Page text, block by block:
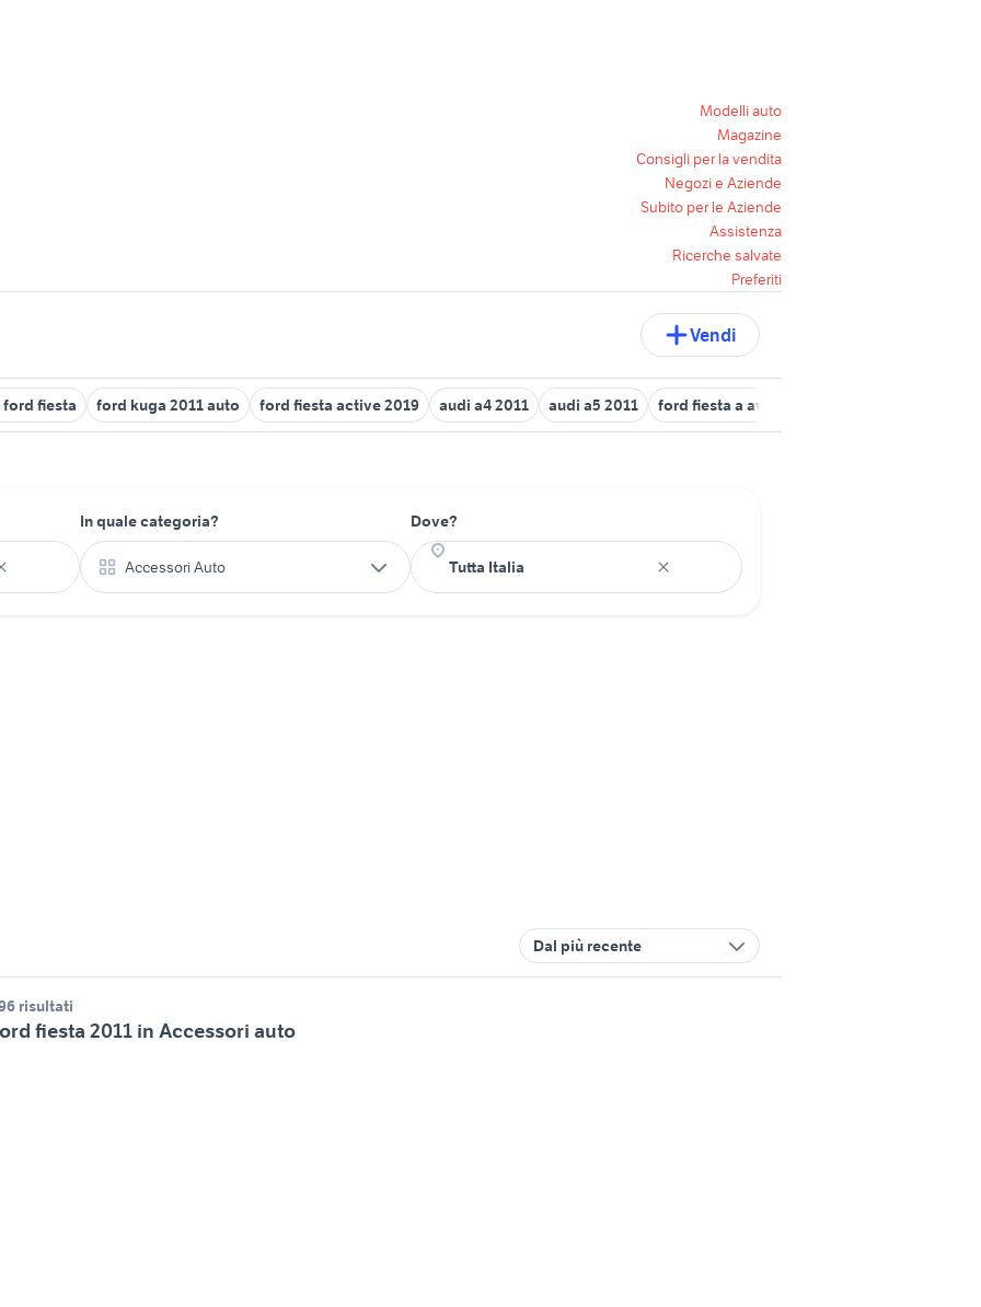
Modelli auto
Magazine
Consigli per la vendita
Negozi e Aziende
Subito per le Aziende
Assistenza
Ricerche salvate
Preferiti
Vendi
fiesta ford kuga 2011 auto ford fiesta active 2019 audi a4 2011 audi a5 2011 ford fiesta a avellino e provincia
In quale categoria?
Accessori Auto
Dove?
Dal più recente
risultati
fiesta 2011 in Accessori auto